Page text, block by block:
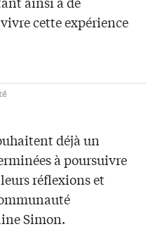
cette expérience
déjà un
à poursuivre
réflexions et
Simon.